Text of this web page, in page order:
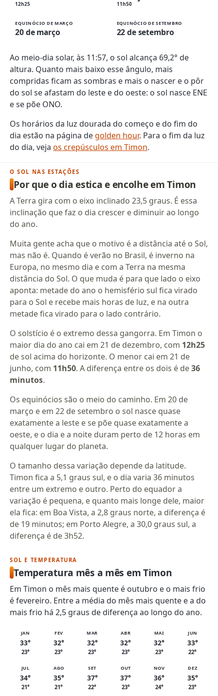
12h25 11h50
EQUINÓCIO DE MARÇO
20 de março
EQUINÓCIO DE SETEMBRO
22 de setembro
Ao meio-dia solar, às 11:57, o sol alcança 69,2° de
altura. Quanto mais baixo esse ângulo, mais
compridas ficam as sombras e mais o nascer e o pôr
do sol se afastam do leste e do oeste: o sol nasce ENE
e se põe ONO.
Os horários da luz dourada do começo e do fim do
dia estão na página degolden hour. Para o fim da luz
do dia, vejaos crepúsculos em Timon.
O SOL NAS ESTAÇÕES
Por que o dia estica e encolhe em Timon
A Terra gira com o eixo inclinado 23,5 graus. É essa
inclinação que faz o dia crescer e diminuir ao longo
do ano.
Muita gente acha que o motivo é a distância até o Sol,
mas não é. Quando é verão no Brasil, é inverno na
Europa, no mesmo dia e com a Terra na mesma
distância do Sol. O que muda é para que lado o eixo
aponta: metade do ano o hemisfério sul fica virado
para o Sol e recebe mais horas de luz, e na outra
metade fica virado para o lado contrário.
O solstício é o extremo dessa gangorra. Em Timon o
maior dia do ano cai em 21 de dezembro, com 12h25
de sol acima do horizonte. O menor cai em 21 de
junho, com 11h50. A diferença entre os dois é de36
minutos.
Os equinócios são o meio do caminho. Em 20 de
março e em 22 de setembro o sol nasce quase
exatamente a leste e se põe quase exatamente a
oeste, e o dia e a noite duram perto de 12 horas em
qualquer lugar do planeta.
O tamanho dessa variação depende da latitude.
Timon fica a 5,1 graus sul, e o dia varia 36 minutos
entre um extremo e outro. Perto do equador a
variação é pequena, e quanto mais longe dele, maior
ela fica: em Boa Vista, a 2,8 graus norte, a diferença é
de 19 minutos; em Porto Alegre, a 30,0 graus sul, a
diferença é de 3h52.
SOL E TEMPERATURA
Temperatura mês a mês em Timon
Em Timon o mês mais quente é outubro e o mais frio
é fevereiro. Entre a média do mês mais quente e a do
mais frio há 2,5 graus de diferença ao longo do ano.
JAN
33°
23°
FEV
32°
23°
MAR
32°
23°
ABR
32°
23°
MAI
32°
23°
JUN
33°
22°
JUL
34°
21°
AGO
35°
21°
SET
37°
22°
OUT
37°
23°
NOV
36°
24°
DEZ
35°
23°